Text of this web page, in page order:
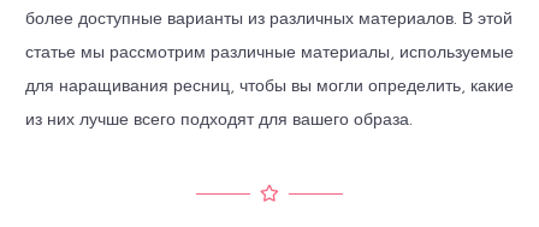
более доступные варианты из различных материалов. В этой
статье мы рассмотрим различные материалы, используемые
для наращивания ресниц, чтобы вы могли определить, какие
из них лучше всего подходят для вашего образа.